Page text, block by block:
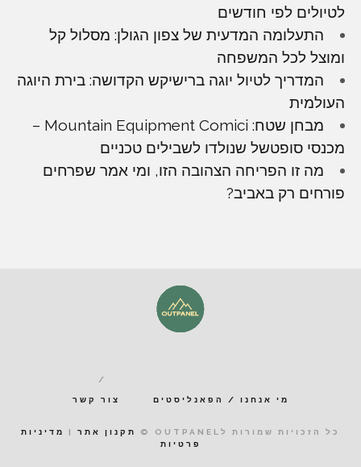
לטיולים לפי חודשים
התעלומה המדעית של צפון הגולן: מסלול קל
ומוצל לכל המשפחה
המדריך לטיול יוגה ברישיקש הקדושה: בירת היוגה
העולמית
מבחן שטח: Mountain Equipment Comici –
מכנסי סופטשל שנולדו לשבילים טכניים
מה זו הפריחה הצהובה הזו, ומי אמר שפרחים
פורחים רק באביב?
מי אנחנו / הפאנליסטים צור קשר
כל הזכויות שמורות לOUTPANEL © תקנון אתר
מדיניות
פרטיות